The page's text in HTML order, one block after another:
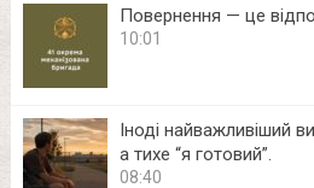
Повернення — це
10:01
Іноді найважливіший
а тихе “я готовий”.
08:40